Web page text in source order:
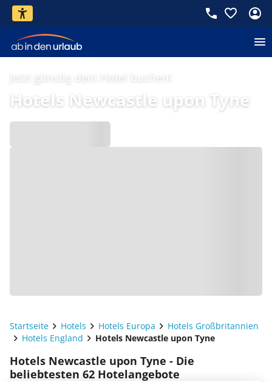
Jetzt günstig dein Hotel buchen!
Hotels Newcastle upon Tyne
Startseite Hotels Hotels Europa
Hotels Großbritannien
Hotels England
Hotels Newcastle upon Tyne
Hotels Newcastle upon Tyne - Die
beliebtesten 62 Hotelangebote